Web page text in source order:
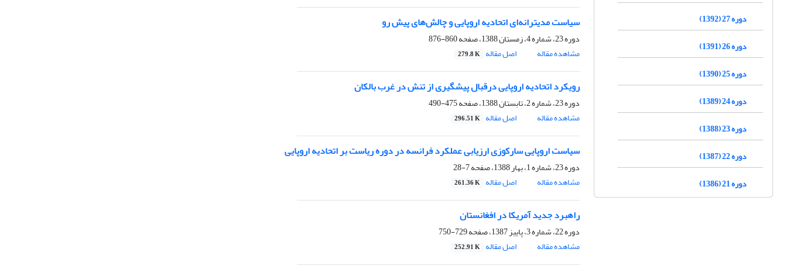
سیاست مدیترانه‌ای اتحادیه اروپایی و چالش‌های پیش رو ‏
دوره 23، شماره 4، زمستان 1388، صفحه
860-876
مشاهده مقاله
اصل مقاله 279.8 K
رویکرد اتحادیه اروپایی درقبال پیشگیری از تنش ‏در غرب بالکان ‏
دوره 23، شماره 2، تابستان 1388، صفحه
475-490
مشاهده مقاله
اصل مقاله 296.51 K
سیاست اروپایی سارکوزی ارزیابی عملکرد فرانسه در دوره ریاست بر اتحادیه اروپایی
دوره 23، شماره 1، بهار 1388، صفحه
7-28
مشاهده مقاله
اصل مقاله 261.36 K
راهبرد جدید آمریکا در افغانستان ‏
دوره 22، شماره 3، پاییز 1387، صفحه
729-750
مشاهده مقاله
اصل مقاله 252.91 K
دوره 27 (1392)
دوره 26 (1391)
دوره 25 (1390)
دوره 24 (1389)
دوره 23 (1388)
دوره 22 (1387)
دوره 21 (1386)